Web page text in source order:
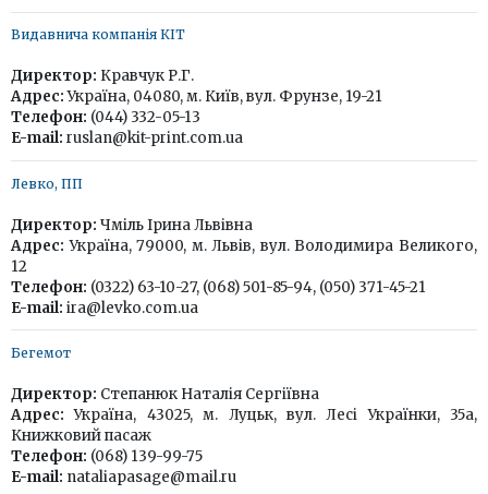
Видавнича компанія КІТ
Директор: Кравчук Р.Г.
Адрес:Україна, 04080, м. Київ, вул. Фрунзе, 19-21
Телефон: (044) 332-05-13
E-mail: ruslan@kit-print.com.ua
Левко, ПП
Директор: Чміль Ірина Львівна
Адрес: Україна, 79000, м. Львів, вул. Володимира Великого,
12
Телефон: (0322) 63-10-27, (068) 501-85-94, (050) 371-45-21
E-mail: ira@levko.com.ua
Бегемот
Директор: Степанюк Наталія Сергіївна
Адрес: Україна, 43025, м. Луцьк, вул. Лесі Українки, 35а,
Книжковий пасаж
Телефон: (068) 139-99-75
E-mail: nataliapasage@mail.ru